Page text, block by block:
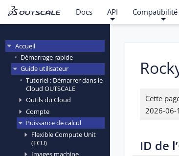
Docs API Compatibilité
Accueil
Démarrage rapide
Guide utilisateur
Tutoriel : Démarrer dans le
Cloud OUTSCALE
Outils du Cloud
Compte
Puissance de calcul
Flexible Compute Unit
(FCU)
Images machine
Cette
2026-06-
ID de